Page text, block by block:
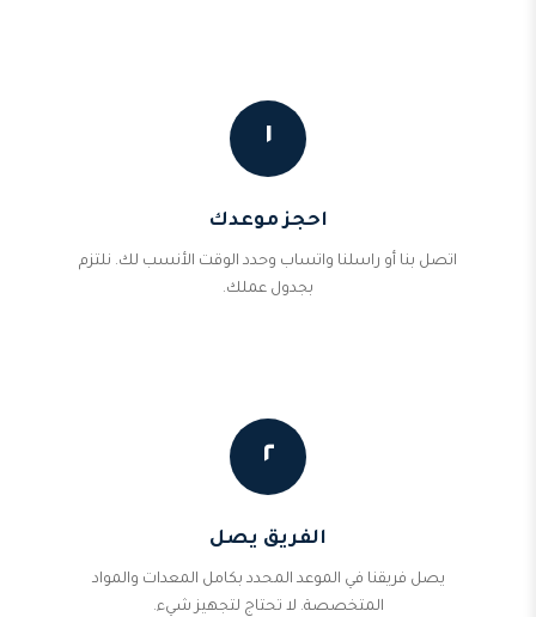
١
احجز موعدك
اتصل بنا أو راسلنا واتساب وحدد الوقت الأنسب لك. نلتزم
بجدول عملك.
٢
الفريق يصل
يصل فريقنا في الموعد المحدد بكامل المعدات والمواد
المتخصصة. لا تحتاج لتجهيز شيء.